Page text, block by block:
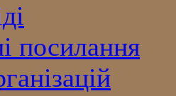
посилання